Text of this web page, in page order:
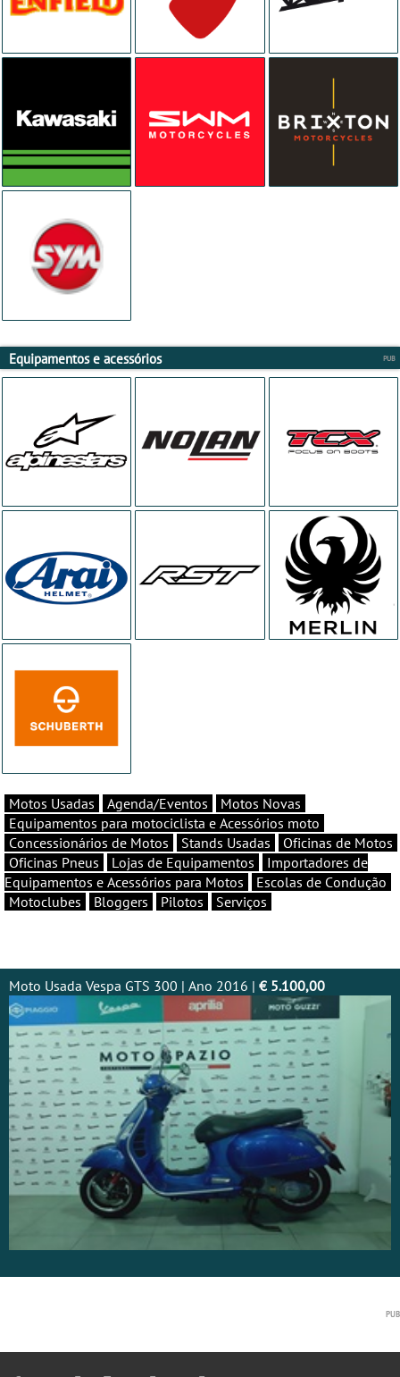
Equipamentos e acessórios
Motos Usadas Agenda/Eventos
Motos Novas
Equipamentos para motociclista e Acessórios moto
Concessionários de Motos
Stands Usadas
Oficinas de Motos
Oficinas Pneus
Lojas de Equipamentos
Importadores de
Equipamentos e Acessórios para Motos
Escolas de Condução
Motoclubes
Bloggers Pilotos Serviços
Moto Usada Vespa GTS 300 | Ano 2016 | € 5.100,00